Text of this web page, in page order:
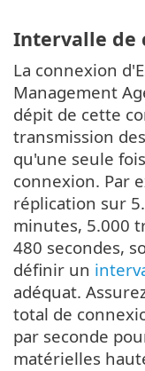
Intervalle de
La connexion
Management
dépit de cette
transmission
qu'une seule
connexion. Par
réplication sur
minutes, 5.000
480 secondes,
définir un
adéquat.
total de
par seconde
matérielles